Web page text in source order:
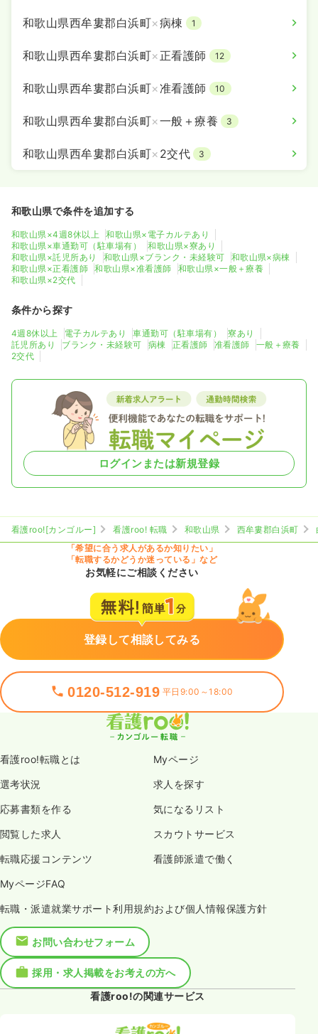
和歌山県西牟婁郡白浜町×病棟 1
和歌山県西牟婁郡白浜町× 正看護師 12
和歌山県西牟婁郡白浜町×准看護師 10
和歌山県西牟婁郡白浜町×一般＋療養 3
和歌山県西牟婁郡白浜町× 2交代 3
和歌山県で条件を追加する
和歌山県×4週8休以上
和歌山県×電子カルテあり
和歌山県×車通勤可（駐車場有）
和歌山県×寮あり
和歌山県×託児所あり
和歌山県×ブランク・未経験可
和歌山県×病棟
和歌山県×正看護師
和歌山県×准看護師
和歌山県×一般＋療養
和歌山県×2交代
条件から探す
4週8休以上 電子カルテあり 車通勤可（駐車場有）
寮あり
託児所あり
ブランク・未経験可 病棟 正看護師 准看護師
一般＋療養
2交代
ログインまたは新規登録
看護roo![カンゴルー] 看護roo! 転職 和歌山県 西牟婁郡白浜町
「希望に合う求人があるか知りたい」
「転職するかどうか迷っている」など
お気軽にご相談ください
登録して相談してみる
0120-512-919 平日9:00～18:00
看護roo!転職とは Myページ
選考状況 求人を探す
応募書類を作る 気になるリスト
閲覧した求人 スカウトサービス
転職応援コンテンツ 看護師派遣で働く
MyページFAQ
転職・派遣就業サポート利用規約および個人情報保護方針
お問い合わせフォーム
採用・求人掲載をお考えの方へ
看護roo!の関連サービス